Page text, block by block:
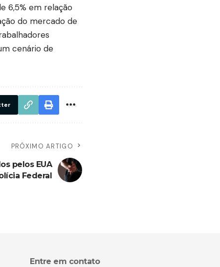
6,5% em relação
do mercado de
cenário de
PRÓXIMO ARTIGO
pelos EUA
Federal
Entre em contato